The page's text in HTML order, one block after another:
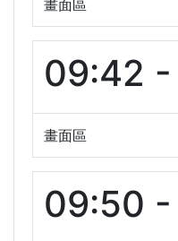
畫面區
09:42
畫面區
09:50